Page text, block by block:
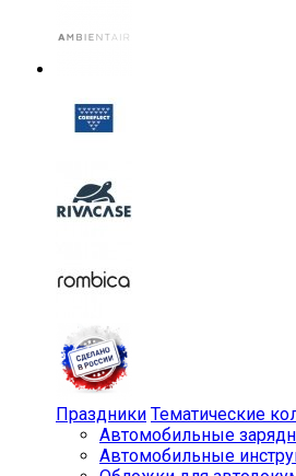
Праздники Тематические
Автомобильные
Автомобильные